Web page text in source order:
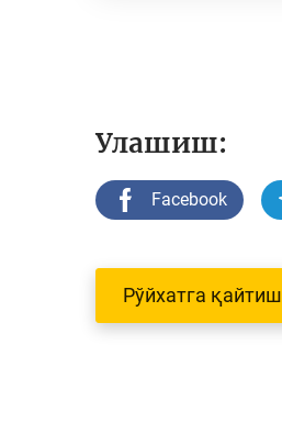
Улашиш:
Facebook
Рўйхатга қайтиш